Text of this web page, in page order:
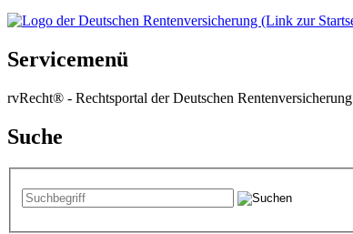
Servicemenü
rvRecht® - Rechtsportal der Deutschen Rentenversicherung
Suche